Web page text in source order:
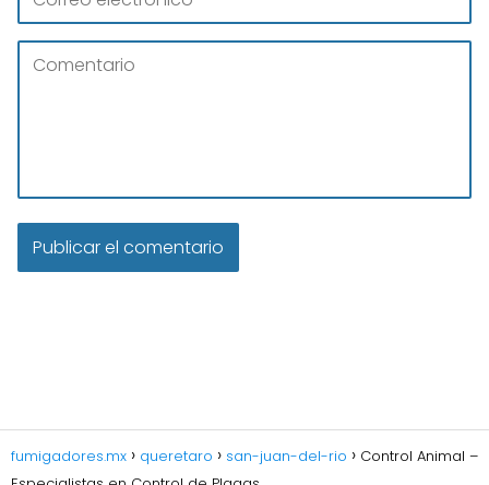
fumigadores.mx queretaro san-juan-del-rio
Control Animal –